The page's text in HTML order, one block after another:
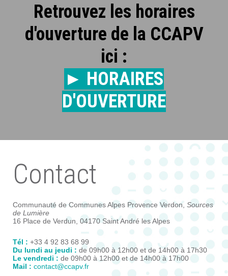
Retrouvez les horaires
d'ouverture de la CCAPV
ici :
► HORAIRES
D'OUVERTURE
Contact
Communauté de Communes Alpes Provence Verdon, Sources
de Lumière
16 Place de Verdun, 04170 Saint André les Alpes
Tél : +33 4 92 83 68 99
Du lundi au jeudi : de 09h00 à 12h00 et de 14h00 à 17h30
Le vendredi : de 09h00 à 12h00 et de 14h00 à 17h00
Mail : contact@ccapv.fr